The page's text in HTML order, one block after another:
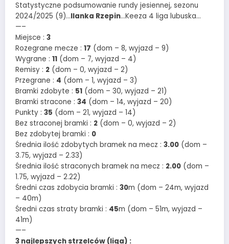
Statystyczne podsumowanie rundy jesiennej, sezonu
2024/2025 (9)…Ilanka Rzepin…Keeza 4 liga lubuska…
—–
Miejsce : 3
Rozegrane mecze : 17 (dom – 8, wyjazd – 9)
Wygrane : 11 (dom – 7, wyjazd – 4)
Remisy : 2 (dom – 0, wyjazd – 2)
Przegrane : 4 (dom – 1, wyjazd – 3)
Bramki zdobyte : 51 (dom – 30, wyjazd – 21)
Bramki stracone : 34 (dom – 14, wyjazd – 20)
Punkty : 35 (dom – 21, wyjazd – 14)
Bez straconej bramki : 2 (dom – 0, wyjazd – 2)
Bez zdobytej bramki : 0
Średnia ilość zdobytych bramek na mecz : 3.00 (dom –
3.75, wyjazd – 2.33)
Średnia ilość straconych bramek na mecz : 2.00 (dom –
1.75, wyjazd – 2.22)
Średni czas zdobycia bramki : 30m (dom – 24m, wyjazd
– 40m)
Średni czas straty bramki : 45m (dom – 51m, wyjazd –
41m)
—–
3 najlepszych strzelców (liga) :